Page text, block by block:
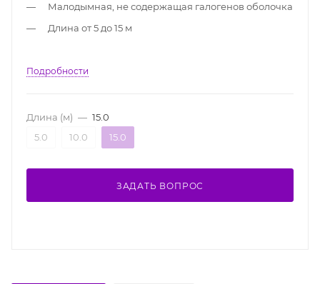
Малодымная, не содержащая галогенов оболочка
Длина от 5 до 15 м
Подробности
Длина (м) — 15.0
5.0
10.0 15.0
ЗАДАТЬ ВОПРОС